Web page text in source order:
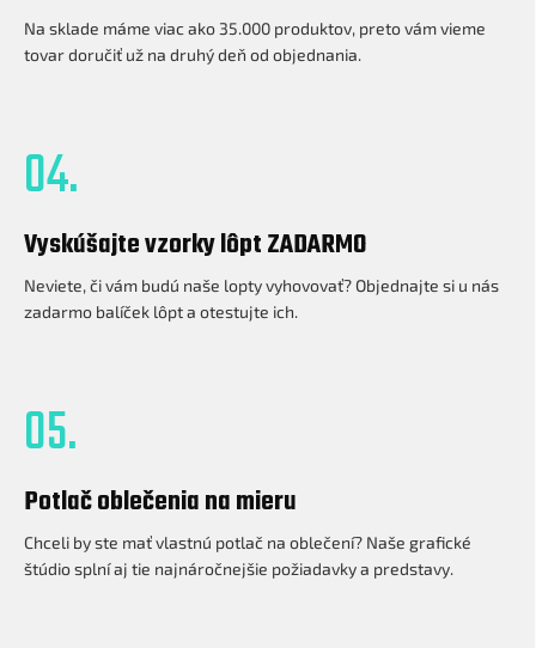
Na sklade máme viac ako 35.000 produktov, preto vám vieme
tovar doručiť už na druhý deň od objednania.
04.
Vyskúšajte vzorky lôpt ZADARMO
Neviete, či vám budú naše lopty vyhovovať? Objednajte si u nás
zadarmo balíček lôpt a otestujte ich.
05.
Potlač oblečenia na mieru
Chceli by ste mať vlastnú potlač na oblečení? Naše grafické
štúdio splní aj tie najnáročnejšie požiadavky a predstavy.